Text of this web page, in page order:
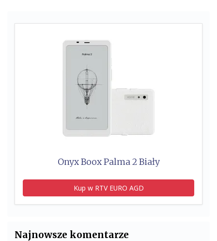
Onyx Boox Palma 2 Biały
Kup w RTV EURO AGD
Najnowsze komentarze